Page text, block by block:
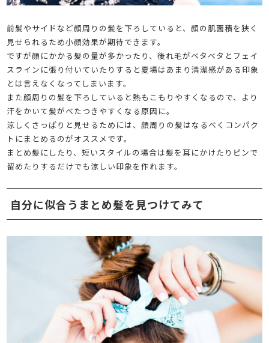
前髪やサイドなど顔周りの髪を下ろしていると、顔の肌面積を狭く
見せられるため小顔効果が期待できます。
ですが顔にかかる髪の量が多かったり、後れ毛がベタベタとフェイ
スラインに張り付いていたりすると夏場はあまり清潔感がある印象
とは言えなくなってしまいます。
また顔周りの髪を下ろしていると熱もこもりやすくなるので、より
汗をかいて髪がべたつきやすくなる原因に。
涼しくさっぱりと見せるためには、顔周りの髪はなるべくコンパク
トにまとめるのがオススメです。
まとめ髪にしたり、短いスタイルの場合は髪を耳にかけたりピンで
留めたりするだけでも涼しい印象を作れます。
自分に似合うまとめ髪を見つけてみて